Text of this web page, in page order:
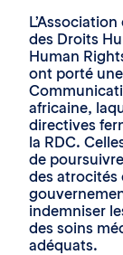
des Droits
Human
ont porté
africaine,
directives
la RDC.
de
des atrocités
indemniser
des soins
adéquats.